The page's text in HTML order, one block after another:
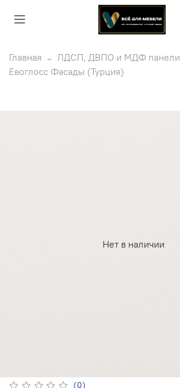
Главная ЛДСП, ДВПО и МДФ панели
Евоглосс Фасады (Турция)
Нет в наличии
(0)